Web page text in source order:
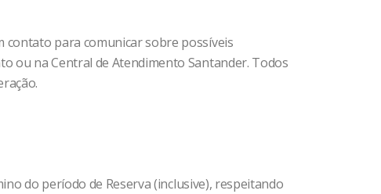
contato para comunicar sobre possíveis
ou na Central de Atendimento Santander. Todos
do período de Reserva (inclusive), respeitando